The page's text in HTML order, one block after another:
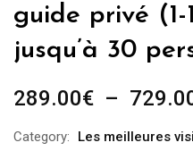
guide privé
jusqu’à 30
289.00€ –
Category:
Les meilleures